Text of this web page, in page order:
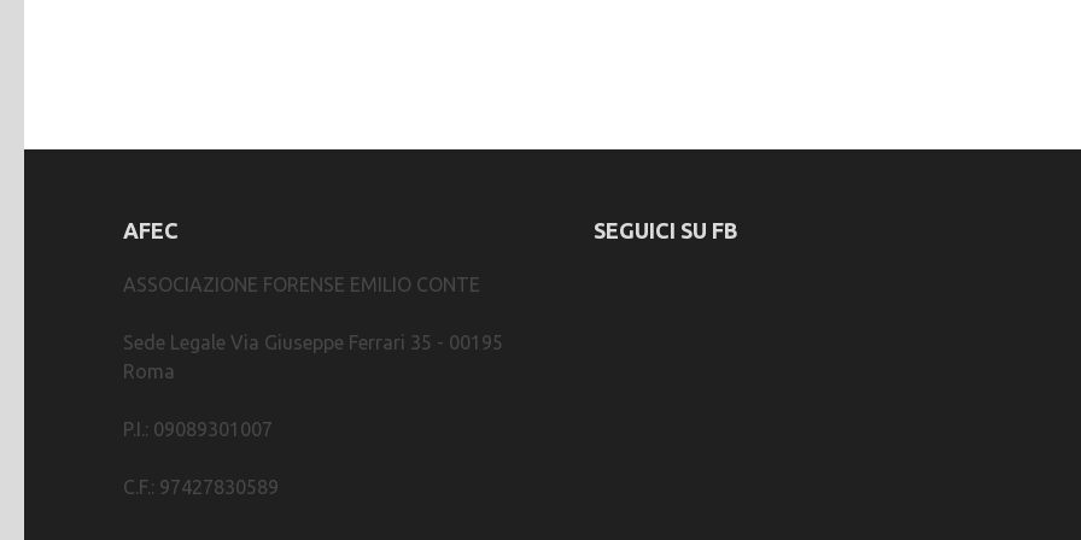
AFEC
ASSOCIAZIONE FORENSE EMILIO CONTE
Sede Legale Via Giuseppe Ferrari 35 - 00195
Roma
P.I.: 09089301007
C.F.: 97427830589
SEGUICI SU FB